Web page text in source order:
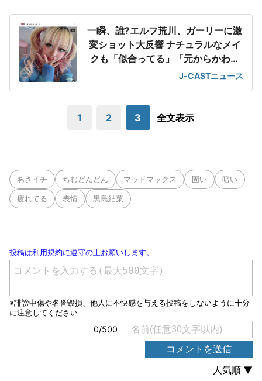
一瞬、誰?エルフ荒川、ガーリーに激
変ショット大反響 ナチュラルなメイ
クも「似合ってる」「元からかわい
J-CASTニュース
1 2 3 全文表示
あさイチ ちむどんどん マッドマックス 固い 暗い
疲れてる 表情 黒島結菜